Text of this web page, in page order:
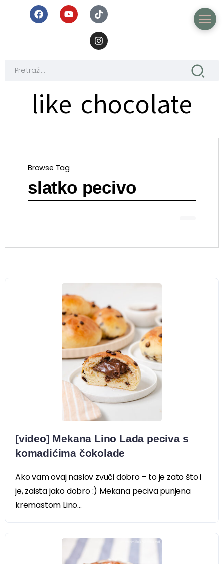
like chocolate
Browse Tag
slatko pecivo
[video] Mekana Lino Lada peciva s
komadićima čokolade
Ako vam ovaj naslov zvuči dobro – to je zato što i
je, zaista jako dobro :) Mekana peciva punjena
kremastom Lino...